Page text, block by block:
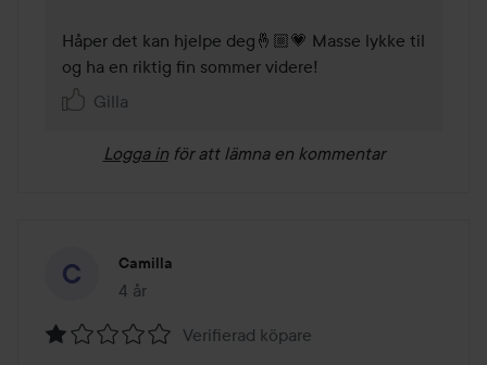
Håper det kan hjelpe deg🤞🏼💗 Masse lykke til
og ha en riktig fin sommer videre!
Gilla
Logga in för att lämna en kommentar
Camilla
4 år
Inlägget skapades 4 år
Verifierad köpare